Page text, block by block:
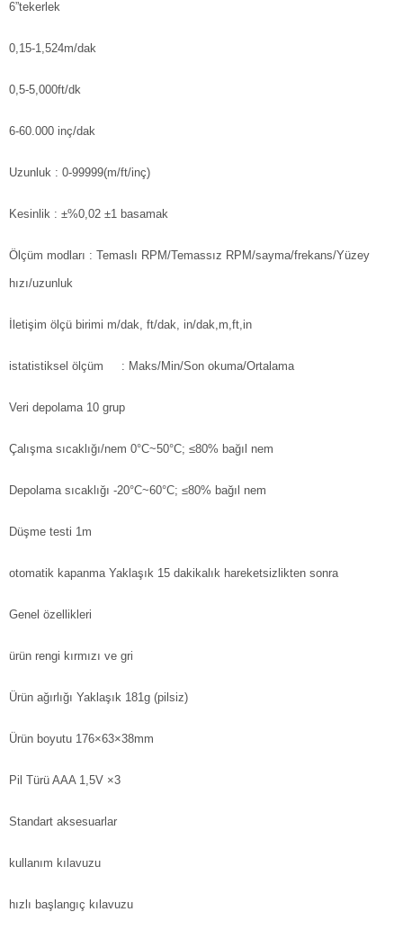
6”tekerlek
0,15-1,524m/dak
0,5-5,000ft/dk
6-60.000 inç/dak
Uzunluk : 0-99999(m/ft/inç)
Kesinlik : ±%0,02 ±1 basamak
Ölçüm modları : Temaslı RPM/Temassız RPM/sayma/frekans/Yüzey
hızı/uzunluk
İletişim ölçü birimi m/dak, ft/dak, in/dak,m,ft,in
istatistiksel ölçüm : Maks/Min/Son okuma/Ortalama
Veri depolama 10 grup
Çalışma sıcaklığı/nem 0°C~50°C; ≤80% bağıl nem
Depolama sıcaklığı -20°C~60°C; ≤80% bağıl nem
Düşme testi 1m
otomatik kapanma Yaklaşık 15 dakikalık hareketsizlikten sonra
Genel özellikleri
ürün rengi kırmızı ve gri
Ürün ağırlığı Yaklaşık 181g (pilsiz)
Ürün boyutu 176×63×38mm
Pil Türü AAA 1,5V ×3
Standart aksesuarlar
kullanım kılavuzu
hızlı başlangıç ​​kılavuzu